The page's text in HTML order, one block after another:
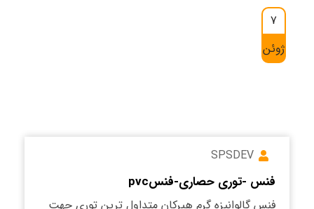
7
ژوئن
SPSDEV
فنس -توری حصاری-فنسpvc
فنس گالوانیزه گرم هیرکان متداول ترین توری جهت